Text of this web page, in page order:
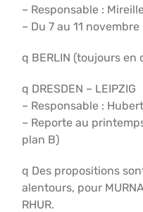
– Responsable :
– Du 7 au 11 novembre
q BERLIN (toujours en
q DRESDEN – LEIPZIG
– Responsable : Hubert
– Reporte au
plan B)
q Des propositions
alentours, pour
RHUR.